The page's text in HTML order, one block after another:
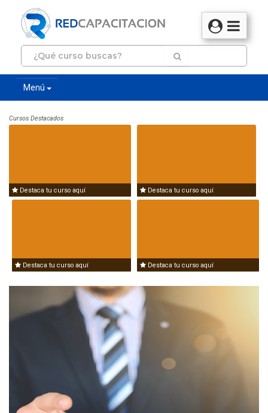
Menú
Cursos Destacados
Destaca tu curso aquí Destaca tu curso aquí
Destaca tu curso aquí Destaca tu curso aquí